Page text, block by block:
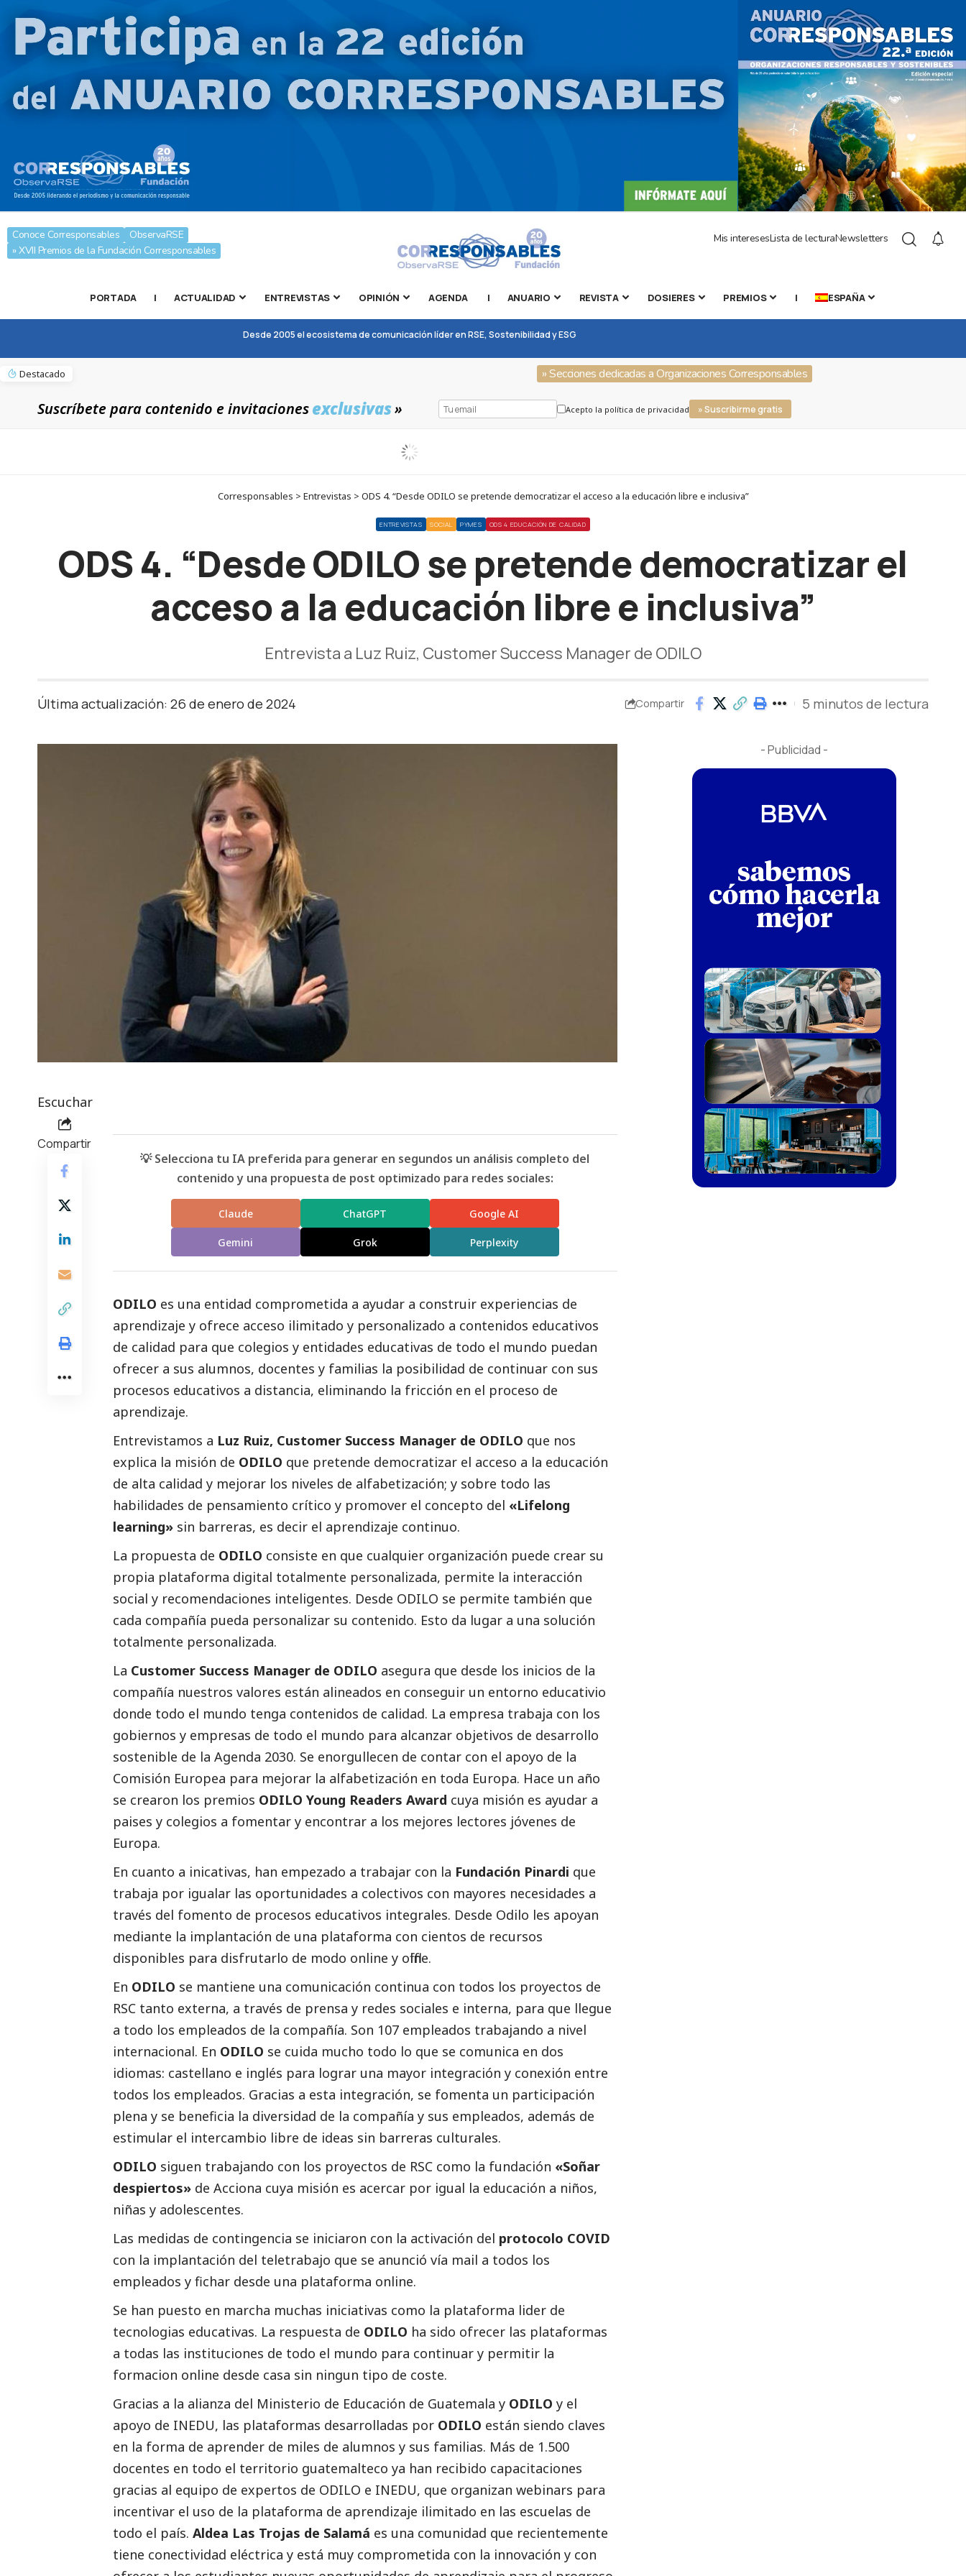
Conoce Corresponsables
ObservaRSE
» XVII Premios de la Fundación Corresponsables
Mis interesesLista de lecturaNewsletters
PORTADA | ACTUALIDAD ENTREVISTAS OPINIÓN AGENDA | ANUARIO REVISTA DOSIERES PREMIOS | ESPAÑA
Desde 2005 el ecosistema de comunicación líder en RSE, Sostenibilidad y ESG
Destacado » Secciones dedicadas a Organizaciones Corresponsables
Suscríbete para contenido e invitacionesexclusivas» Acepto la política de privacidad » Suscribirme gratis
Corresponsables > Entrevistas > ODS 4. “Desde ODILO se pretende democratizar el acceso a la educación libre e inclusiva”
ENTREVISTAS SOCIAL PYMES ODS 4 EDUCACIÓN DE CALIDAD
ODS 4. “Desde ODILO se pretende democratizar el
acceso a la educación libre e inclusiva”
Entrevista a Luz Ruiz, Customer Success Manager de ODILO
Última actualización: 26 de enero de 2024 Compartir 5 minutos de lectura
Escuchar
Compartir
💡 Selecciona tu IA preferida para generar en segundos un análisis completo del
contenido y una propuesta de post optimizado para redes sociales:
Claude ChatGPT Google AI
Gemini Grok Perplexity
ODILO es una entidad comprometida a ayudar a construir experiencias de
aprendizaje y ofrece acceso ilimitado y personalizado a contenidos educativos
de calidad para que colegios y entidades educativas de todo el mundo puedan
ofrecer a sus alumnos, docentes y familias la posibilidad de continuar con sus
procesos educativos a distancia, eliminando la fricción en el proceso de
aprendizaje.
Entrevistamos a Luz Ruiz, Customer Success Manager de ODILO que nos
explica la misión de ODILO que pretende democratizar el acceso a la educación
de alta calidad y mejorar los niveles de alfabetización; y sobre todo las
habilidades de pensamiento crítico y promover el concepto del «Lifelong
learning» sin barreras, es decir el aprendizaje continuo.
La propuesta de ODILO consiste en que cualquier organización puede crear su
propia plataforma digital totalmente personalizada, permite la interacción
social y recomendaciones inteligentes. Desde ODILO se permite también que
cada compañía pueda personalizar su contenido. Esto da lugar a una solución
totalmente personalizada.
La Customer Success Manager de ODILO asegura que desde los inicios de la
compañía nuestros valores están alineados en conseguir un entorno educativio
donde todo el mundo tenga contenidos de calidad. La empresa trabaja con los
gobiernos y empresas de todo el mundo para alcanzar objetivos de desarrollo
sostenible de la Agenda 2030. Se enorgullecen de contar con el apoyo de la
Comisión Europea para mejorar la alfabetización en toda Europa. Hace un año
se crearon los premios ODILO Young Readers Award cuya misión es ayudar a
paises y colegios a fomentar y encontrar a los mejores lectores jóvenes de
Europa.
En cuanto a inicativas, han empezado a trabajar con la Fundación Pinardi que
trabaja por igualar las oportunidades a colectivos con mayores necesidades a
través del fomento de procesos educativos integrales. Desde Odilo les apoyan
mediante la implantación de una plataforma con cientos de recursos
disponibles para disfrutarlo de modo online y offline.
En ODILO se mantiene una comunicación continua con todos los proyectos de
RSC tanto externa, a través de prensa y redes sociales e interna, para que llegue
a todo los empleados de la compañía. Son 107 empleados trabajando a nivel
internacional. En ODILO se cuida mucho todo lo que se comunica en dos
idiomas: castellano e inglés para lograr una mayor integración y conexión entre
todos los empleados. Gracias a esta integración, se fomenta un participación
plena y se beneficia la diversidad de la compañía y sus empleados, además de
estimular el intercambio libre de ideas sin barreras culturales.
ODILO siguen trabajando con los proyectos de RSC como la fundación «Soñar
despiertos» de Acciona cuya misión es acercar por igual la educación a niños,
niñas y adolescentes.
Las medidas de contingencia se iniciaron con la activación del protocolo COVID
con la implantación del teletrabajo que se anunció vía mail a todos los
empleados y fichar desde una plataforma online.
Se han puesto en marcha muchas iniciativas como la plataforma lider de
tecnologias educativas. La respuesta de ODILO ha sido ofrecer las plataformas
a todas las instituciones de todo el mundo para continuar y permitir la
formacion online desde casa sin ningun tipo de coste.
Gracias a la alianza del Ministerio de Educación de Guatemala y ODILO y el
apoyo de INEDU, las plataformas desarrolladas por ODILO están siendo claves
en la forma de aprender de miles de alumnos y sus familias. Más de 1.500
docentes en todo el territorio guatemalteco ya han recibido capacitaciones
gracias al equipo de expertos de ODILO e INEDU, que organizan webinars para
incentivar el uso de la plataforma de aprendizaje ilimitado en las escuelas de
todo el país. Aldea Las Trojas de Salamá es una comunidad que recientemente
tiene conectividad eléctrica y está muy comprometida con la innovación y con
- Publicidad -